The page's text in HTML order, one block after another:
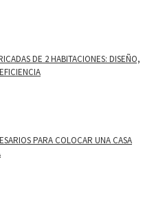
DE 2 HABITACIONES: DISEÑO,
PARA COLOCAR UNA CASA